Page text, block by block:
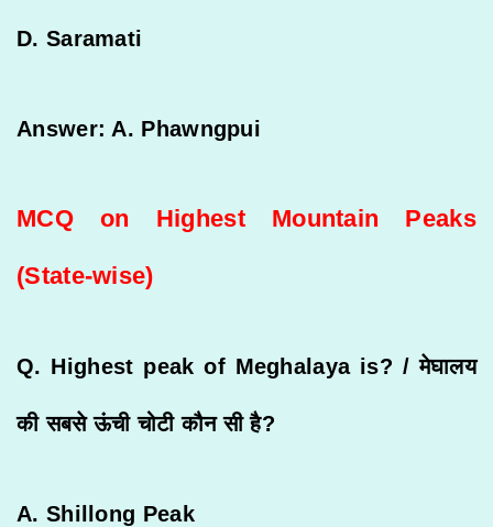
D. Saramati
Answer: A. Phawngpui
MCQ on Highest Mountain Peaks
(State-wise)
Q. Highest peak of Meghalaya is? /मेघालय
की सबसे ऊंची चोटी कौन सी है?
A. Shillong Peak